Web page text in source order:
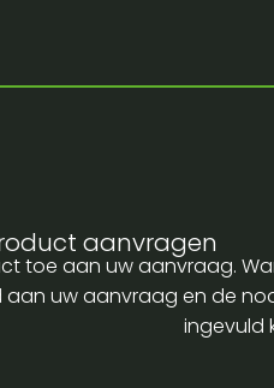
aanvragen
toe aan uw aanvraag.
uw aanvraag en de
ingevuld